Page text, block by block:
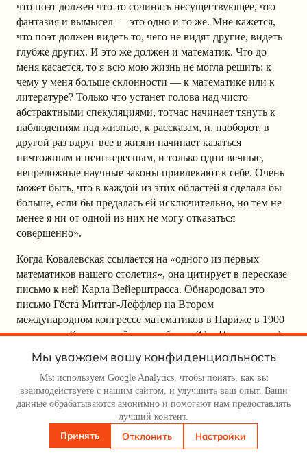
что поэт должен что-то сочинять несуществующее, что
фантазия и вымысел — это одно и то же. Мне кажется,
что поэт должен видеть то, чего не видят другие, видеть
глубже других. И это же должен и математик. Что до
меня касается, то я всю мою жизнь не могла решить: к
чему у меня больше склонности — к математике или к
литературе? Только что устанет голова над чисто
абстрактными спекуляциями, тотчас начинает тянуть к
наблюдениям над жизнью, к рассказам, и, наоборот, в
другой раз вдруг все в жизни начинает казаться
ничтожным и неинтересным, и только одни вечные,
непреложные научные законы привлекают к себе. Очень
может быть, что в каждой из этих областей я сделала бы
больше, если бы предалась ей исключительно, но тем не
менее я ни от одной из них не могу отказаться
совершенно».
Когда Ковалевская ссылается на «одного из первых
математиков нашего столетия», она цитирует в пересказе
письмо к ней Карла Вейерштрасса. Обнародовал это
письмо Гёста Миттаг-Леффлер на Втором
международном конгрессе математиков в Париже в 1900
году, когда Ковалевской уже не было. (См. Примечание)
Мы здесь не случайно приводим такие большие цитаты
из «Воспоминаний о детстве». Это — та «просторная»
русская проза, о которой писал Давид Самойлов: «Учусь
писать у русской прозы, Влюблен в ее просторный слог».
Наверно, как Ковалевская, могли бы писать
«тургеневские девушки», например, героиня «Накануне»
Елена Стахова. Она напоминает Ковалевскую и
Мы уважаем вашу конфиденциальность
Мы используем Google Analytics, чтобы понять, как вы
взаимодействуете с нашим сайтом, и улучшить ваш опыт. Ваши
данные обрабатываются анонимно и помогают нам предоставлять
лучший контент.
Принять Отклонить Настройки